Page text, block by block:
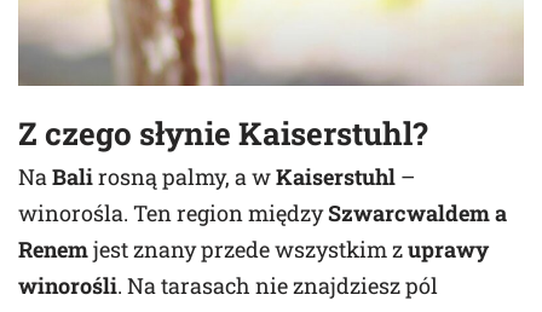
Z czego słynie Kaiserstuhl?
NaBalirosną palmy, a wKaiserstuhl –
winorośla. Ten region międzySzwarcwaldem a
Renemjest znany przede wszystkim zuprawy
winorośli. Na tarasach nie znajdziesz pól